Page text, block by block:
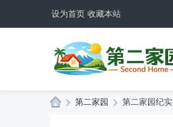
设为首页 收藏本站
» 第二家园 › 第二家园纪实